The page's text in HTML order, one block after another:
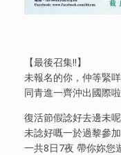
【最後召集!!】
未報名的你，仲等緊
同青進一齊沖出國際啦
復活節假諗好去邊未呢
未諗好嘅一於過黎參
一共8日7夜 帶你妳您